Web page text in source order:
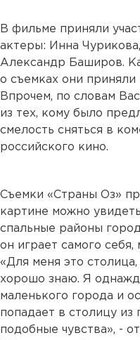
В фильме приняли
актеры: Инна
Александр Баширов.
о съемках они приняли
Впрочем, по словам
из тех, кому было
смелость сняться в
российского кино.
Съемки «Страны Оз»
картине можно
спальные районы
он играет самого себя,
«Для меня это
хорошо знаю. Я
маленького города и
попадает в столицу
подобные чувства», -